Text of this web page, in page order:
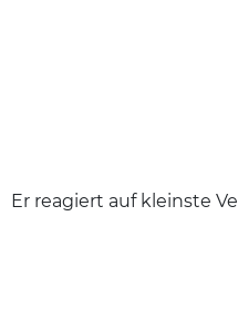
Er reagiert auf kleinste